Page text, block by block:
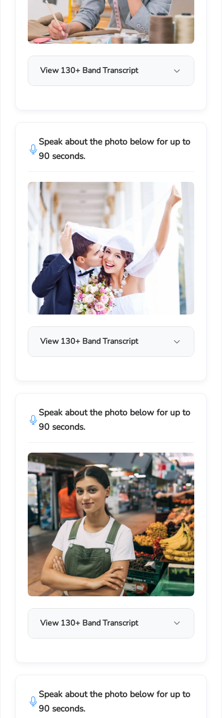
View 130+ Band Transcript
Speak about the photo below for up to
90 seconds.
View 130+ Band Transcript
Speak about the photo below for up to
90 seconds.
View 130+ Band Transcript
Speak about the photo below for up to
90 seconds.